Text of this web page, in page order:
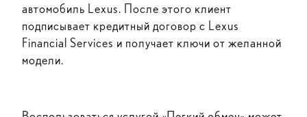
автомобиль Lexus. После этого клиент
подписывает кредитный договор с Lexus
Financial Services и получает ключи от желанной
модели.